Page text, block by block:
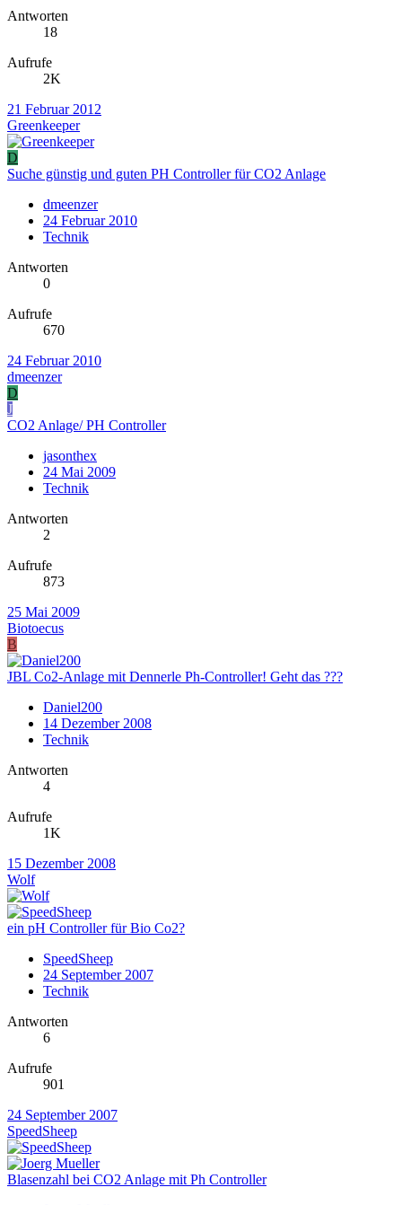
Antworten
18
Aufrufe
2K
21 Februar 2012
Greenkeeper
D
Suche günstig und guten PH Controller für CO2 Anlage
dmeenzer
24 Februar 2010
Technik
Antworten
0
Aufrufe
670
24 Februar 2010
dmeenzer
D
J
CO2 Anlage/ PH Controller
jasonthex
24 Mai 2009
Technik
Antworten
2
Aufrufe
873
25 Mai 2009
Biotoecus
B
JBL Co2-Anlage mit Dennerle Ph-Controller! Geht das ???
Daniel200
14 Dezember 2008
Technik
Antworten
4
Aufrufe
1K
15 Dezember 2008
Wolf
ein pH Controller für Bio Co2?
SpeedSheep
24 September 2007
Technik
Antworten
6
Aufrufe
901
24 September 2007
SpeedSheep
Blasenzahl bei CO2 Anlage mit Ph Controller